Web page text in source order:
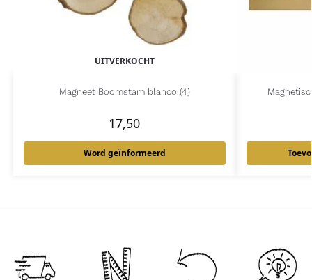
UITVERKOCHT
Magneet Boomstam blanco (4)
17,50
Word geïnformeerd